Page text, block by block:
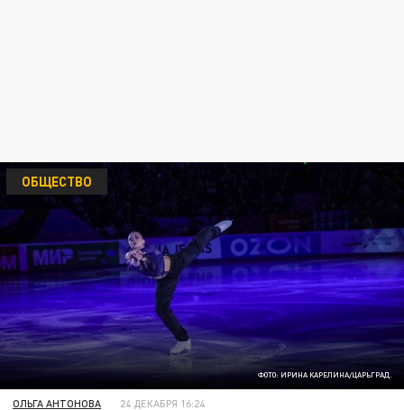
ФОТО: ИРИНА КАРЕЛИНА/ЦАРЬГРАД.
ОБЩЕСТВО
ОЛЬГА АНТОНОВА 24 ДЕКАБРЯ 16:24